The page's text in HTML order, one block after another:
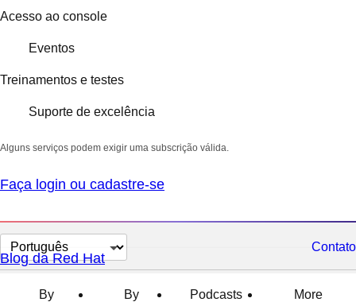
Acesso ao console
Eventos
Treinamentos e testes
Suporte de excelência
Alguns serviços podem exigir uma subscrição válida.
Faça login ou cadastre-se
Selecionar
idioma
Contato
Blog da Red Hat
By
By
Podcasts
More